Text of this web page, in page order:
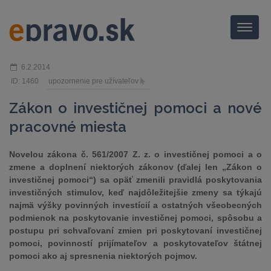
Menu
6.2.2014
ID: 1460
upozornenie pre užívateľov
Zákon o investičnej pomoci a nové
pracovné miesta
Novelou zákona č. 561/2007 Z. z. o investičnej pomoci a o
zmene a doplnení niektorých zákonov (ďalej len „Zákon o
investičnej pomoci“) sa opäť zmenili pravidlá poskytovania
investičných stimulov, keď najdôležitejšie zmeny sa týkajú
najmä výšky povinných investícií a ostatných všeobecných
podmienok na poskytovanie investičnej pomoci, spôsobu a
postupu pri schvaľovaní zmien pri poskytovaní investičnej
pomoci, povinností prijímateľov a poskytovateľov štátnej
pomoci ako aj spresnenia niektorých pojmov.